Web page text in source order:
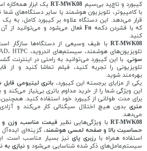
کیبورد و تاچ‌پد بی‌سیم RT-MWK08یک ابزار همه‌کاره
با کامپیوتر، تلویزیون هوشمند یا سایر دستگاه‌های شما
قرار می‌دهد. این دستگاه علاوه بر کیبورد کامل، به
که با فشردن دکمه Fn فعال می‌شود و می‌توانید از
کنید.
RT-MWK08 با طیف وسیعی از دستگاه‌ها سازگار
تلویزیون‌های هوشمند، سیستم‌های اندروید، PAD، HTPC و حتی
سونی. با این کیبورد می‌توانید به راحتی در اینترنت
تلویزیونی را تجربه کنید، فیلم تماشا کنید و از
بهره‌مند شوید.
یکی از مزایای برجسته این کیبورد، باتری لیتیومی قابل
این ویژگی شما را از خرید مداوم باتری بی‌نیاز می‌کند و
برای مدت طولانی از کیبورد خود استفاده کنید.
متری بدون هیچ اختلال سیگنالی کار می‌کند و
می‌دهد.
RT-MWK08با ویژگی‌هایی نظیرقیمت مناسب، وزن و
حساسیت بالا و صفحه لمسی هوشمند، گزینه‌ای
استفاده همراه با رزبری پای نیز بسیار مناسب است.
سیستم‌عامل‌های ذکر شده شناسایی می‌شود و نیازی به